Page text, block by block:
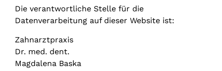
Die verantwortliche Stelle für die
Datenverarbeitung auf dieser Website ist:
Zahnarztpraxis
Dr. med. dent.
Magdalena Baska